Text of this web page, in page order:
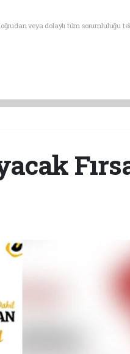
veya dolaylı tüm sorumluluğu